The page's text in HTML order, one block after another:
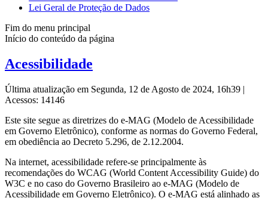
Lei Geral de Proteção de Dados
Fim do menu principal
Início do conteúdo da página
Acessibilidade
Última atualização em Segunda, 12 de Agosto de 2024, 16h39 |
Acessos: 14146
Este site segue as diretrizes do e-MAG (Modelo de Acessibilidade
em Governo Eletrônico), conforme as normas do Governo Federal,
em obediência ao Decreto 5.296, de 2.12.2004.
Na internet, acessibilidade refere-se principalmente às
recomendações do WCAG (World Content Accessibility Guide) do
W3C e no caso do Governo Brasileiro ao e-MAG (Modelo de
Acessibilidade em Governo Eletrônico). O e-MAG está alinhado as